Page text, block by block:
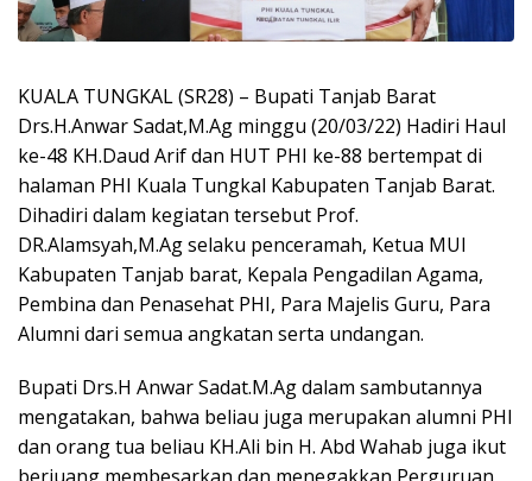
KUALA TUNGKAL (SR28) – Bupati Tanjab Barat
Drs.H.Anwar Sadat,M.Ag minggu (20/03/22) Hadiri Haul
ke-48 KH.Daud Arif dan HUT PHI ke-88 bertempat di
halaman PHI Kuala Tungkal Kabupaten Tanjab Barat.
Dihadiri dalam kegiatan tersebut Prof.
DR.Alamsyah,M.Ag selaku penceramah, Ketua MUI
Kabupaten Tanjab barat, Kepala Pengadilan Agama,
Pembina dan Penasehat PHI, Para Majelis Guru, Para
Alumni dari semua angkatan serta undangan.
Bupati Drs.H Anwar Sadat.M.Ag dalam sambutannya
mengatakan, bahwa beliau juga merupakan alumni PHI
dan orang tua beliau KH.Ali bin H. Abd Wahab juga ikut